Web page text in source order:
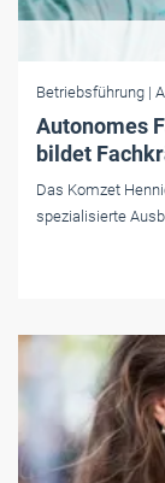
Betriebsführung |
Autonomes
bildet
Das Komzet
spezialisierte